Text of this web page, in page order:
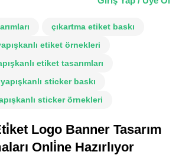
çıkartma etiket baskı
etiket örnekleri
etiket tasarımları
yapışkanlı sticker baskı
sticker örnekleri
Logo Banner Tasarım
Onli̇ne Hazırlıyor